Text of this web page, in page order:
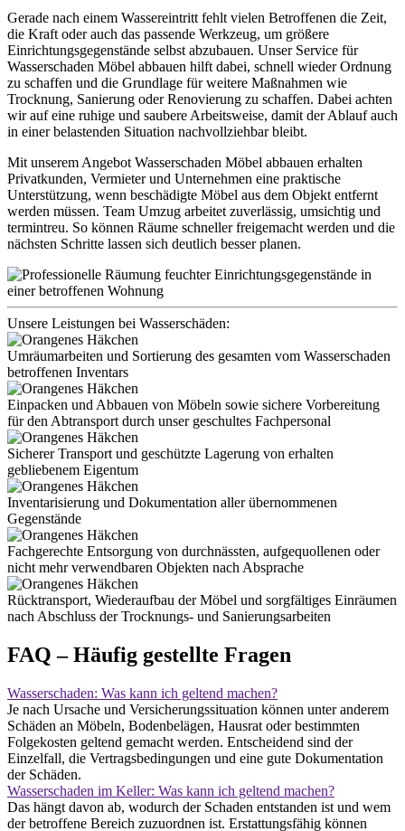
Gerade nach einem Wassereintritt fehlt vielen Betroffenen die Zeit,
die Kraft oder auch das passende Werkzeug, um größere
Einrichtungsgegenstände selbst abzubauen. Unser Service für
Wasserschaden Möbel abbauen hilft dabei, schnell wieder Ordnung
zu schaffen und die Grundlage für weitere Maßnahmen wie
Trocknung, Sanierung oder Renovierung zu schaffen. Dabei achten
wir auf eine ruhige und saubere Arbeitsweise, damit der Ablauf auch
in einer belastenden Situation nachvollziehbar bleibt.
Mit unserem Angebot Wasserschaden Möbel abbauen erhalten
Privatkunden, Vermieter und Unternehmen eine praktische
Unterstützung, wenn beschädigte Möbel aus dem Objekt entfernt
werden müssen. Team Umzug arbeitet zuverlässig, umsichtig und
termintreu. So können Räume schneller freigemacht werden und die
nächsten Schritte lassen sich deutlich besser planen.
Unsere Leistungen bei Wasserschäden:
Umräumarbeiten und Sortierung des gesamten vom Wasserschaden
betroffenen Inventars
Einpacken und Abbauen von Möbeln sowie sichere Vorbereitung
für den Abtransport durch unser geschultes Fachpersonal
Sicherer Transport und geschützte Lagerung von erhalten
gebliebenem Eigentum
Inventarisierung und Dokumentation aller übernommenen
Gegenstände
Fachgerechte Entsorgung von durchnässten, aufgequollenen oder
nicht mehr verwendbaren Objekten nach Absprache
Rücktransport, Wiederaufbau der Möbel und sorgfältiges Einräumen
nach Abschluss der Trocknungs- und Sanierungsarbeiten
FAQ – Häufig gestellte Fragen
Wasserschaden: Was kann ich geltend machen?
Je nach Ursache und Versicherungssituation können unter anderem
Schäden an Möbeln, Bodenbelägen, Hausrat oder bestimmten
Folgekosten geltend gemacht werden. Entscheidend sind der
Einzelfall, die Vertragsbedingungen und eine gute Dokumentation
der Schäden.
Wasserschaden im Keller: Was kann ich geltend machen?
Das hängt davon ab, wodurch der Schaden entstanden ist und wem
der betroffene Bereich zuzuordnen ist. Erstattungsfähig können